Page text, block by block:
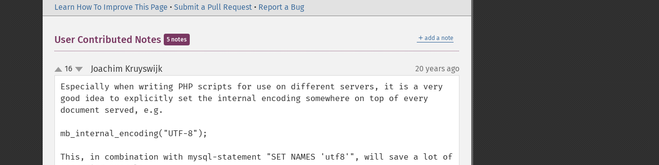
Learn How To Improve This Page • Submit a Pull Request • Report a Bug
＋ add a note
User Contributed Notes 5 notes
up
down
16 Joachim Kruyswijk¶ 20 years ago
Especially when writing PHP scripts for use on different servers, it is a very
good idea to explicitly set the internal encoding somewhere on top of every
document served, e.g.
mb_internal_encoding("UTF-8");
This, in combination with mysql-statement "SET NAMES 'utf8'", will save a lot of